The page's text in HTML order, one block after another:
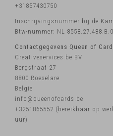
+31857430750
Inschrijvingsnummer bij de
Btw-nummer: NL
Contactgegevens Queen of
Creativeservices.be BV
Bergstraat 27
8800 Roeselare
Belgie
info@queenofcards.be
+3251865552 (bereikbaar op
uur)